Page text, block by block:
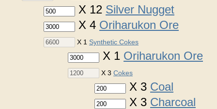
X 12 Silver Nugget
X 4 Oriharukon Ore
X 1 Synthetic Cokes
X 1 Oriharukon Ore
X 3 Cokes
X 3 Coal
X 3 Charcoal